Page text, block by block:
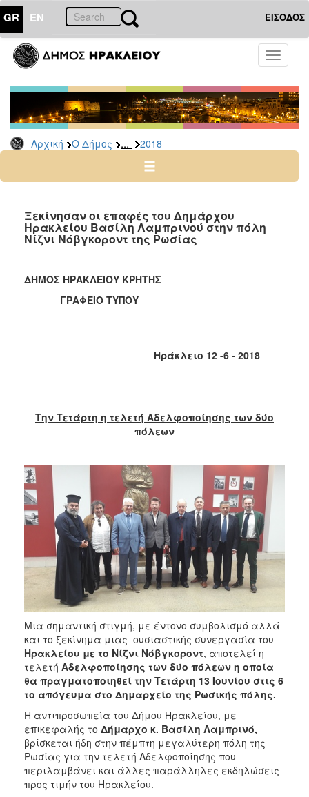
GR EN ΕΙΣΟΔΟΣ
Toggle
Αρχική Ο Δήμος ... 2018
ΔΗΜΟΣ
Δελτία
Τύπου
Αρχείο
2026
2024
2022
2021
2012
ΤΟΠΟΣ
ΠΟΛΙΤΙΣΜΟΣ
ΑΝΘΕΚΤΙΚΗ
ΠΟΛΗ
Ξεκίνησαν οι επαφές του Δημάρχου
Ηρακλείου Βασίλη Λαμπρινού στην πόλη
Νίζνι Νόβγκοροντ της Ρωσίας
ΔΗΜΟΣ ΗΡΑΚΛΕΙΟΥ ΚΡΗΤΗΣ
ΓΡΑΦΕΙΟ ΤΥΠΟΥ
Ηράκλειο 12 -6 - 2018
Την Τετάρτη η τελετή Αδελφοποίησης των δύο
πόλεων
Μια σημαντική στιγμή, με έντονο συμβολισμό αλλά
και το ξεκίνημα μιας ουσιαστικής συνεργασία του
Ηρακλείου με το Νίζνι Νόβγκοροντ, αποτελεί η
τελετή Αδελφοποίησης των δύο πόλεων η οποία
θα πραγματοποιηθεί την Τετάρτη 13 Ιουνίου στις 6
το απόγευμα στο Δημαρχείο της Ρωσικής πόλης.
Η αντιπροσωπεία του Δήμου Ηρακλείου, με
επικεφαλής το Δήμαρχο κ. Βασίλη Λαμπρινό,
βρίσκεται ήδη στην πέμπτη μεγαλύτερη πόλη της
Ρωσίας για την τελετή Αδελφοποίησης που
περιλαμβάνει και άλλες παράλληλες εκδηλώσεις
προς τιμήν του Ηρακλείου.